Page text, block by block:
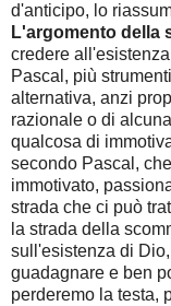
d'anticipo, lo
L'argomento della
credere
Pascal, più
alternativa, anzi
razionale o di
qualcosa di
secondo Pascal,
immotivato,
strada che ci può
la strada della
sull'esistenza di
guadagnare e ben
perderemo la testa,